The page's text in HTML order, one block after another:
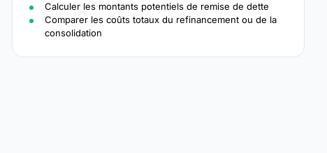
Calculer les montants potentiels de remise de dette
Comparer les coûts totaux du refinancement ou de la
consolidation